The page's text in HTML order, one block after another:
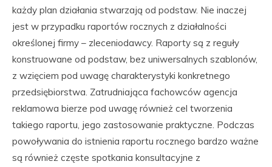
każdy plan działania stwarzają od podstaw. Nie inaczej
jest w przypadku raportów rocznych z działalności
określonej firmy – zleceniodawcy. Raporty są z reguły
konstruowane od podstaw, bez uniwersalnych szablonów,
z wzięciem pod uwagę charakterystyki konkretnego
przedsiębiorstwa. Zatrudniająca fachowców agencja
reklamowa bierze pod uwagę również cel tworzenia
takiego raportu, jego zastosowanie praktyczne. Podczas
powoływania do istnienia raportu rocznego bardzo ważne
są również częste spotkania konsultacyjne z